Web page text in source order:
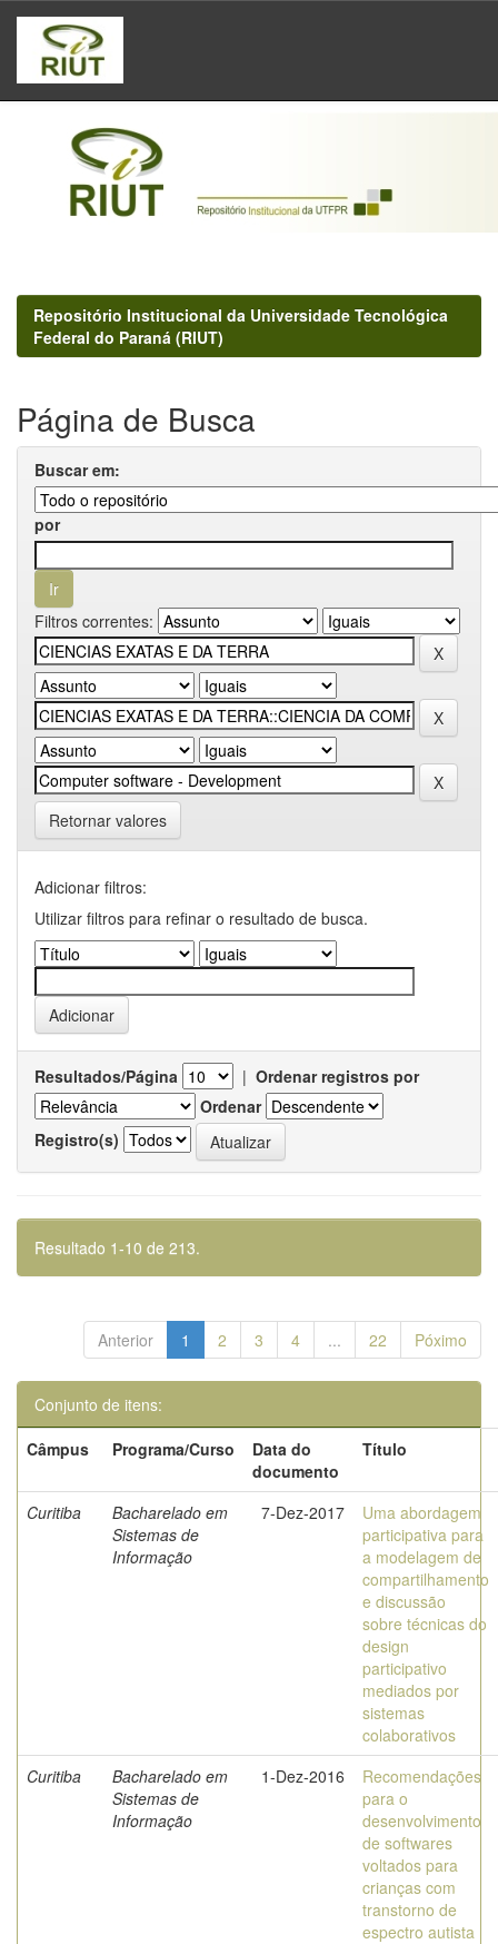
Skip
navigation
Repositório Institucional da Universidade Tecnológica
Federal do Paraná (RIUT)
Página de Busca
Buscar em:
por
Filtros correntes:
Retornar valores
Adicionar filtros:
Utilizar filtros para refinar o resultado de busca.
Resultados/Página | Ordenar registros por
Ordenar
Registro(s)
Resultado 1-10 de 213.
Anterior 1 2 3 4 ... 22 Póximo
Conjunto de itens:
Câmpus
Programa/Curso
Data do
documento
Título
Curitiba
Bacharelado em
Sistemas de
Informação
7-Dez-2017
Uma abordagem
participativa para
a modelagem de
compartilhamento
e discussão
sobre técnicas do
design
participativo
mediados por
sistemas
colaborativos
Curitiba
Bacharelado em
Sistemas de
Informação
1-Dez-2016
Recomendações
para o
desenvolvimento
de softwares
voltados para
crianças com
transtorno de
espectro autista